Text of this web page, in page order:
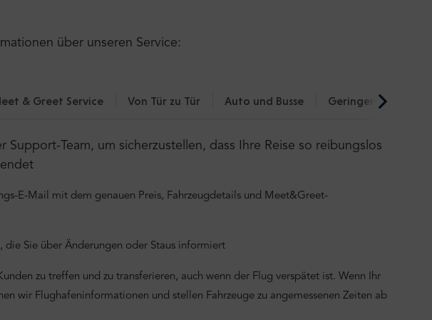
über unseren Service:
& Greet Service Von Tür zu Tür Auto und Busse Geringerer CO₂-
Support-Team, um sicherzustellen, dass Ihre Reise so reibungslos
E-Mail mit dem genauen Preis, Fahrzeugdetails und Meet&Greet-
die Sie über Änderungen oder Staus informiert
zu treffen und zu transferieren, auch wenn der Flug verspätet ist. Wenn Ihr
wir Flughafeninformationen und stellen Fahrzeuge zu angemessenen Zeiten ab